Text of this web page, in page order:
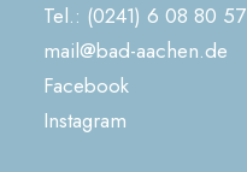
Tel.: (0241) 6 08 80 57
mail@bad-aachen.de
Facebook
Instagram